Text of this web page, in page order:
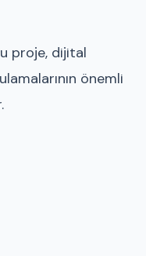
proje, dijital
önemli